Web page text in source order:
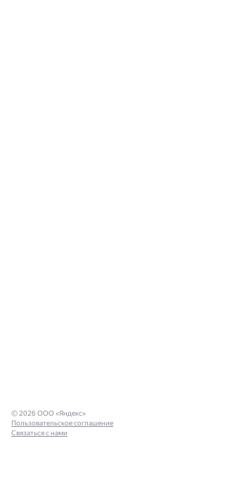
© 2026 ООО «Яндекс»
Пользовательское соглашение
Связаться с нами